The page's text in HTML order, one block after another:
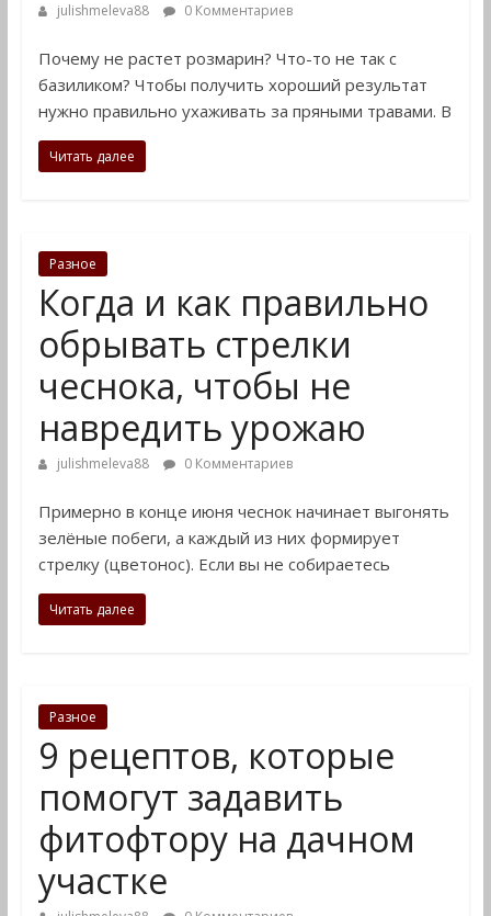
julishmeleva88 0 Комментариев
Почему не растет розмарин? Что-то не так с
базиликом? Чтобы получить хороший результат
нужно правильно ухаживать за пряными травами. В
Читать далее
Разное
Когда и как правильно
обрывать стрелки
чеснока, чтобы не
навредить урожаю
julishmeleva88 0 Комментариев
Примерно в конце июня чеснок начинает выгонять
зелёные побеги, а каждый из них формирует
стрелку (цветонос). Если вы не собираетесь
Читать далее
Разное
9 рецептов, которые
помогут задавить
фитофтору на дачном
участке